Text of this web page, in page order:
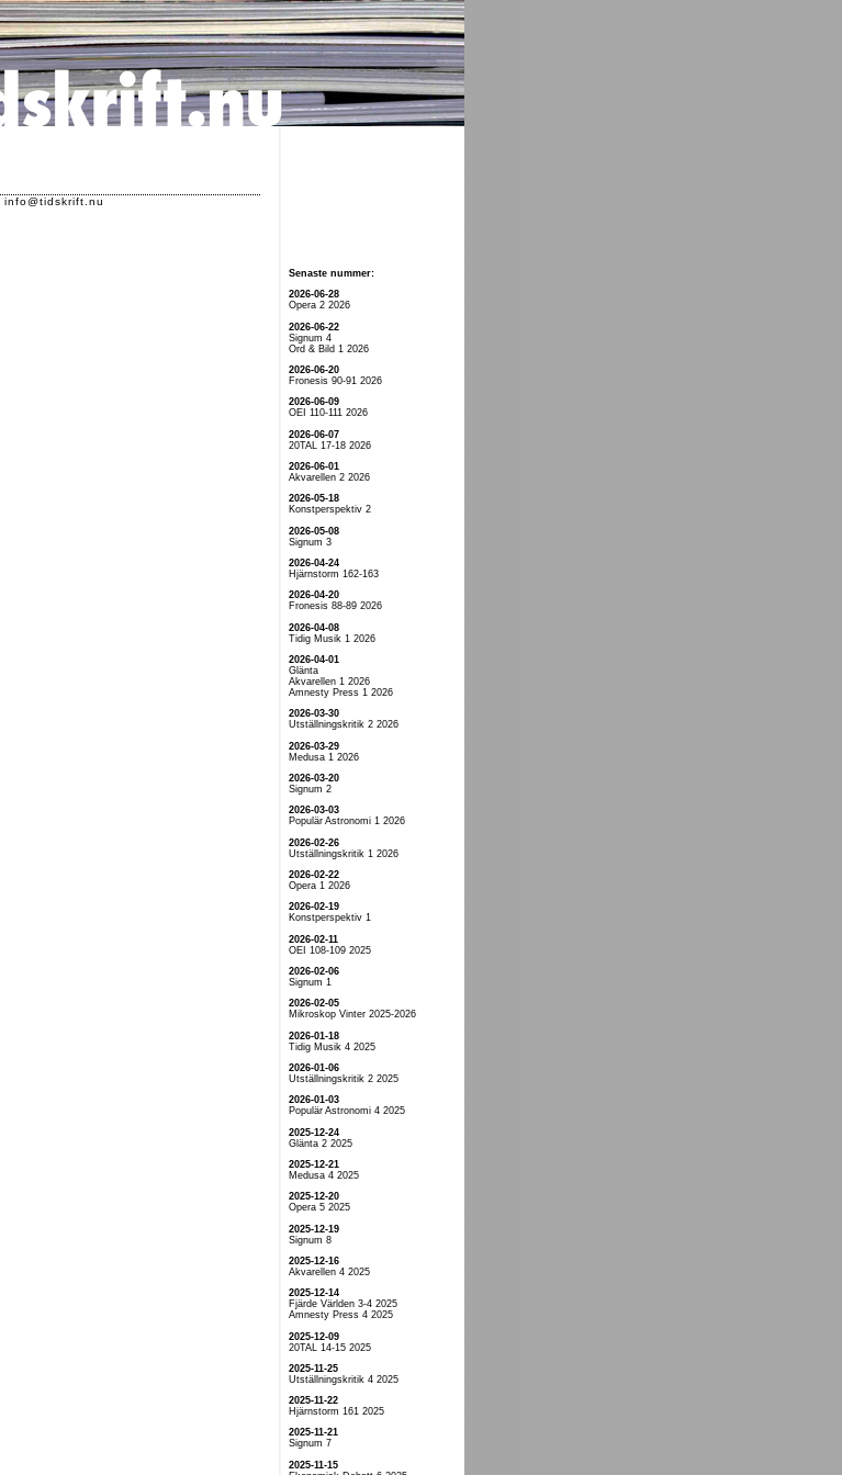
info@tidskrift.nu
Senaste nummer:
2026-06-28
Opera 2 2026
2026-06-22
Signum 4
Ord & Bild 1 2026
2026-06-20
Fronesis 90-91 2026
2026-06-09
OEI 110-111 2026
2026-06-07
20TAL 17-18 2026
2026-06-01
Akvarellen 2 2026
2026-05-18
Konstperspektiv 2
2026-05-08
Signum 3
2026-04-24
Hjärnstorm 162-163
2026-04-20
Fronesis 88-89 2026
2026-04-08
Tidig Musik 1 2026
2026-04-01
Glänta
Akvarellen 1 2026
Amnesty Press 1 2026
2026-03-30
Utställningskritik 2 2026
2026-03-29
Medusa 1 2026
2026-03-20
Signum 2
2026-03-03
Populär Astronomi 1 2026
2026-02-26
Utställningskritik 1 2026
2026-02-22
Opera 1 2026
2026-02-19
Konstperspektiv 1
2026-02-11
OEI 108-109 2025
2026-02-06
Signum 1
2026-02-05
Mikroskop Vinter 2025-2026
2026-01-18
Tidig Musik 4 2025
2026-01-06
Utställningskritik 2 2025
2026-01-03
Populär Astronomi 4 2025
2025-12-24
Glänta 2 2025
2025-12-21
Medusa 4 2025
2025-12-20
Opera 5 2025
2025-12-19
Signum 8
2025-12-16
Akvarellen 4 2025
2025-12-14
Fjärde Världen 3-4 2025
Amnesty Press 4 2025
2025-12-09
20TAL 14-15 2025
2025-11-25
Utställningskritik 4 2025
2025-11-22
Hjärnstorm 161 2025
2025-11-21
Signum 7
2025-11-15